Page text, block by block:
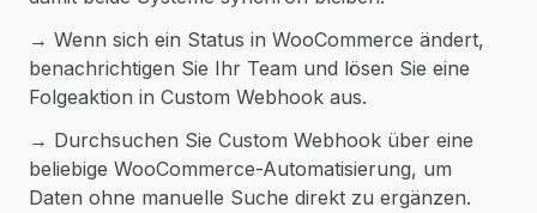
→ Wenn sich ein Status in WooCommerce ändert,
benachrichtigen Sie Ihr Team und lösen Sie eine
Folgeaktion in Custom Webhook aus.
→ Durchsuchen Sie Custom Webhook über eine
beliebige WooCommerce-Automatisierung, um
Daten ohne manuelle Suche direkt zu ergänzen.